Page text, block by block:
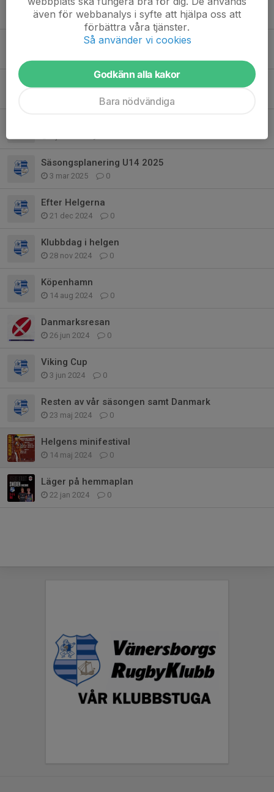
Spontanrugby
30 apr, 23:00 0
Minifestivaler och cuper
Säsongsplanering U14 2025
3 mar 2025 0
Efter Helgerna
21 dec 2024 0
Klubbdag i helgen
28 nov 2024 0
Köpenhamn
14 aug 2024 0
Danmarksresan
26 jun 2024 0
Viking Cup
3 jun 2024 0
Resten av vår säsongen samt Danmark
23 maj 2024 0
Helgens minifestival
14 maj 2024 0
Läger på hemmaplan
22 jan 2024 0
även för webbanalys i syfte att hjälpa oss att
förbättra våra tjänster.
Så använder vi cookies
Godkänn alla kakor
Bara nödvändiga